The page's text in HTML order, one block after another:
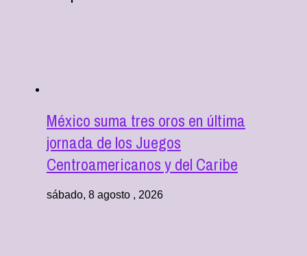
México suma tres oros en última
jornada de los Juegos
Centroamericanos y del Caribe
sábado, 8 agosto , 2026